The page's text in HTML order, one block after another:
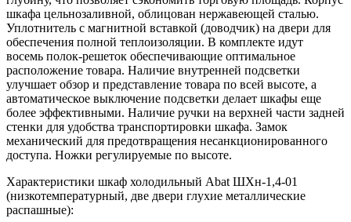
шкафа цельнозаливной, облицован нержавеющей сталью.
Уплотнитель с магнитной вставкой (доводчик) на двери для
обеспечения полной теплоизоляции. В комплекте идут
восемь полок-решеток обеспечивающие оптимальное
расположение товара. Наличие внутренней подсветки
улучшает обзор и представление товара по всей высоте, а
автоматическое выключение подсветки делает шкафы еще
более эффективными. Наличие ручки на верхней части задней
стенки для удобства транспортировки шкафа. Замок
механический для предотвращения несанкционированного
доступа. Ножки регулируемые по высоте.
Характеристики шкаф холодильный Abat ШХн-1,4-01
(низкотемпературный, две двери глухие металлические
распашные):